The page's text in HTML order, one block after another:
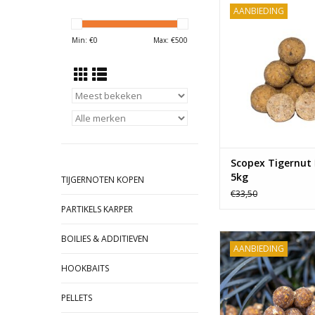
Min: €0 Max: €500
TIJGERNOTEN KOPEN
PARTIKELS KARPER
BOILIES & ADDITIEVEN
HOOKBAITS
PELLETS
AANBIEDING
Kwalitatief
Verkrijgbaar is
en diameters!
Scopex Tigernut
5kg
€33,50
AANBIEDING
De Krill boilies van
Kwalitatief
voor een
Verkrijgbaar in
diameters!